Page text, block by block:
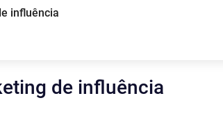
influência
de influência